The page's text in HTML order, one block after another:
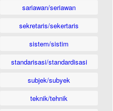
sariawan/seriawan
sekretaris/sekertaris
sistem/sistim
standarisasi/standardisasi
subjek/subyek
teknik/tehnik